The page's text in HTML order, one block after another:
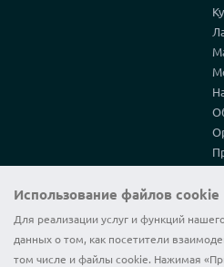
Использование файлов cookie
Для реализации услуг и функций
данных о том, как посетители
том числе и файлы cookie. Нажимая